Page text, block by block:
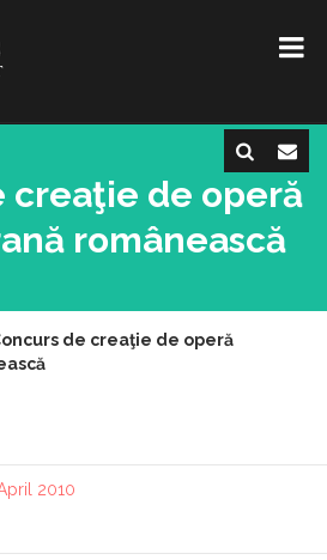
creaţie de operă
românească
de creaţie de operă
2010